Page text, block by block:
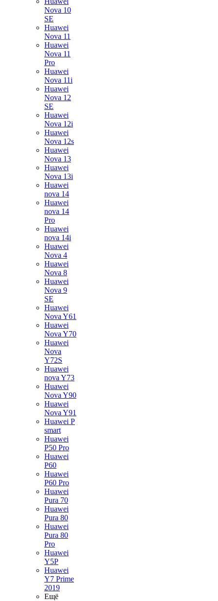
Nova 10
SE
Huawei
Nova 11
Huawei
Nova 11
Pro
Huawei
Nova 11i
Huawei
Nova 12
SE
Huawei
Nova 12i
Huawei
Nova 12s
Huawei
Nova 13
Huawei
Nova 13i
Huawei
nova 14
Huawei
nova 14
Pro
Huawei
nova 14i
Huawei
Nova 4
Huawei
Nova 8
Huawei
Nova 9
SE
Huawei
Nova Y61
Huawei
Nova Y70
Huawei
Nova
Y72S
Huawei
nova Y73
Huawei
Nova Y90
Huawei
Nova Y91
Huawei P
smart
Huawei
P50 Pro
Huawei
P60
Huawei
P60 Pro
Huawei
Pura 70
Huawei
Pura 80
Huawei
Pura 80
Pro
Huawei
Y5P
Huawei
Y7 Prime
2019
Ещё